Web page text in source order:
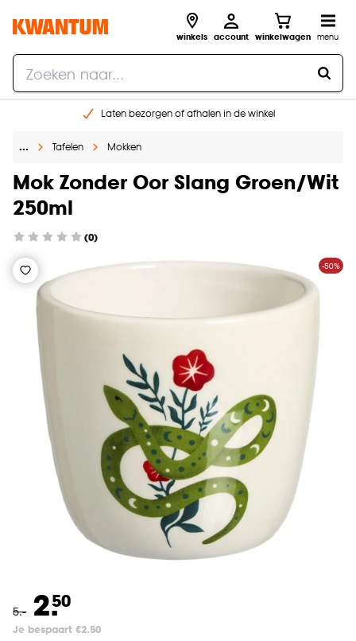
winkels account winkelwagen menu
Laten bezorgen of afhalen in de winkel
Gratis raam advies en inmeten aan huis
… Tafelen Mokken
Mok Zonder Oor Slang Groen/Wit
250ml
(0)
-50%
5.- 2.50
Je bespaart €2.50